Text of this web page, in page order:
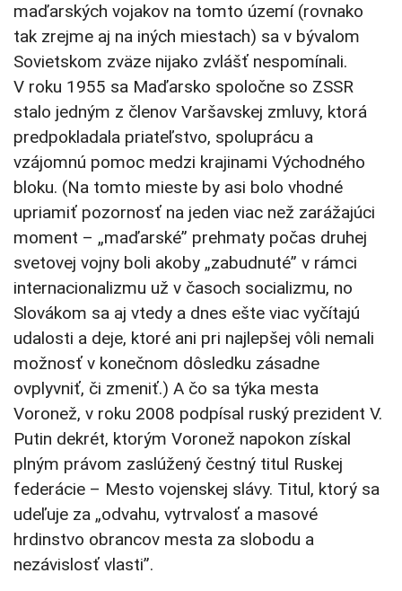
maďarských vojakov na tomto území (rovnako
tak zrejme aj na iných miestach) sa v bývalom
Sovietskom zväze nijako zvlášť nespomínali.
V roku 1955 sa Maďarsko spoločne so ZSSR
stalo jedným z členov Varšavskej zmluvy, ktorá
predpokladala priateľstvo, spoluprácu a
vzájomnú pomoc medzi krajinami Východného
bloku. (Na tomto mieste by asi bolo vhodné
upriamiť pozornosť na jeden viac než zarážajúci
moment – „maďarské” prehmaty počas druhej
svetovej vojny boli akoby „zabudnuté” v rámci
internacionalizmu už v časoch socializmu, no
Slovákom sa aj vtedy a dnes ešte viac vyčítajú
udalosti a deje, ktoré ani pri najlepšej vôli nemali
možnosť v konečnom dôsledku zásadne
ovplyvniť, či zmeniť.) A čo sa týka mesta
Voronež, v roku 2008 podpísal ruský prezident V.
Putin dekrét, ktorým Voronež napokon získal
plným právom zaslúžený čestný titul Ruskej
federácie – Mesto vojenskej slávy. Titul, ktorý sa
udeľuje za „odvahu, vytrvalosť a masové
hrdinstvo obrancov mesta za slobodu a
nezávislosť vlasti”.